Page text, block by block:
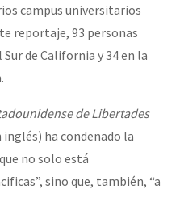
campus universitarios
reportaje, 93 personas
de California y 34 en la
de Libertades
ha condenado la
no solo está
sino que, también, “a